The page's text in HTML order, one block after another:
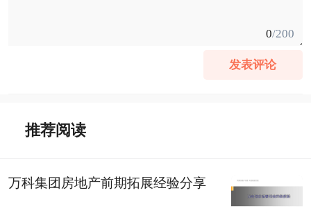
0/200
发表评论
推荐阅读
万科集团房地产前期拓展经验分享